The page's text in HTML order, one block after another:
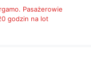
Pasażerowie
godzin na lot